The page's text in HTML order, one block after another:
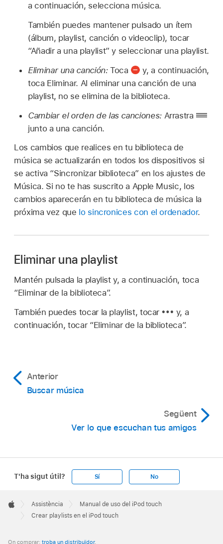
a continuación, selecciona música.
También puedes mantener pulsado un ítem
(álbum, playlist, canción o videoclip), tocar
“Añadir a una playlist” y seleccionar una playlist.
Eliminar una canción:Toca
y, a continuación,
toca Eliminar. Al eliminar una canción de una
playlist, no se elimina de la biblioteca.
Cambiar el orden de las canciones:Arrastra
junto a una canción.
Los cambios que realices en tu biblioteca de
música se actualizarán en todos los dispositivos si
se activa “Sincronizar biblioteca” en los ajustes de
Música. Si no te has suscrito a Apple Music, los
cambios aparecerán en tu biblioteca de música la
próxima vez que lo sincronices con el ordenador.
Eliminar una playlist
Mantén pulsada la playlist y, a continuación, toca
“Eliminar de la biblioteca”.
También puedes tocar la playlist, tocar
y, a
continuación, tocar “Eliminar de la biblioteca”.
Anterior
Buscar música
Següent
Ver lo que escuchan tus amigos
T'ha sigut útil? Sí No
Footer

Apple
Assistència
Manual de uso del iPod touch
Crear playlists en el iPod touch
On comprar: troba un distribuïdor.